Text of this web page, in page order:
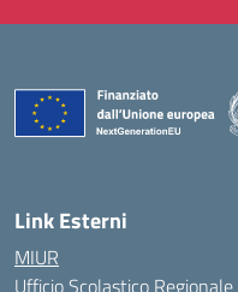
Link Esterni
MIUR
Ufficio Scolastico Regionale